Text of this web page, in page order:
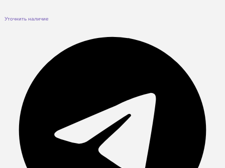
Уточнить наличие